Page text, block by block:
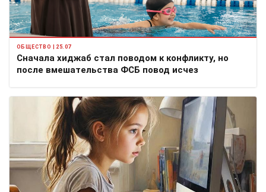
ОБЩЕСТВО | 25.07
Сначала хиджаб стал поводом к конфликту, но
после вмешательства ФСБ повод исчез